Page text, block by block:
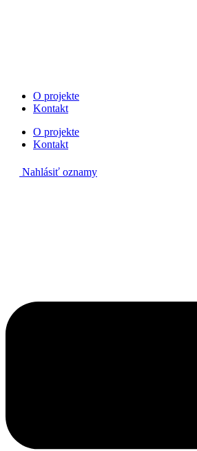
O projekte
Kontakt
O projekte
Kontakt
Nahlásiť oznamy